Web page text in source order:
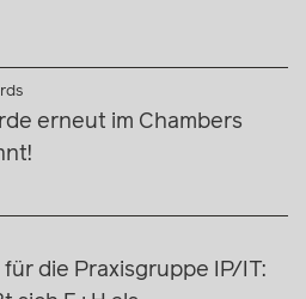
mit neuem Partner von
erneut im Chambers